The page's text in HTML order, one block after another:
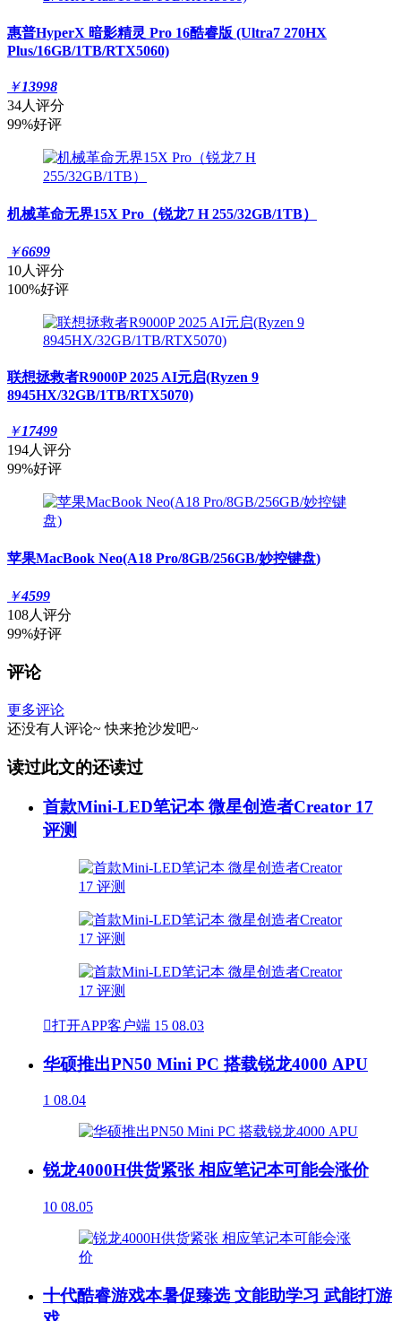
惠普HyperX 暗影精灵 Pro 16酷睿版 (Ultra7 270HX
Plus/16GB/1TB/RTX5060)
￥13998
34人评分
99%好评
机械革命无界15X Pro（锐龙7 H 255/32GB/1TB）
￥6699
10人评分
100%好评
联想拯救者R9000P 2025 AI元启(Ryzen 9
8945HX/32GB/1TB/RTX5070)
￥17499
194人评分
99%好评
苹果MacBook Neo(A18 Pro/8GB/256GB/妙控键盘)
￥4599
108人评分
99%好评
评论
更多评论
还没有人评论~ 快来抢沙发吧~
读过此文的还读过
首款Mini-LED笔记本 微星创造者Creator 17
评测
打开APP客户端 15 08.03
华硕推出PN50 Mini PC 搭载锐龙4000 APU
1 08.04
锐龙4000H供货紧张 相应笔记本可能会涨价
10 08.05
十代酷睿游戏本暑促臻选 文能助学习 武能打游